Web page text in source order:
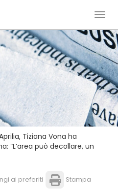
Tiziana Vona ha
“L’area può decollare, un
ai preferiti Stampa